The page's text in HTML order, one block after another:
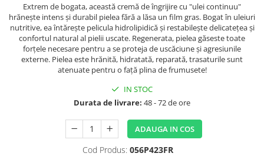
Extrem de bogata, această cremă de îngrijire cu "ulei continuu"
hrănește intens și durabil pielea fără a lăsa un film gras. Bogat în uleiuri
nutritive, ea întărește pelicula hidrolipidică și restabilește delicatețea și
confortul natural al pielii uscate. Regenerata, pielea găseste toate
forțele necesare pentru a se proteja de uscăciune și agresiunile
externe. Pielea este hrănită, hidratată, reparată, trasaturile sunt
atenuate pentru o față plina de frumusete!
IN STOC
Durata de livrare: 48 - 72 de ore
ADAUGA IN COS
Cod Produs: 056P423FR